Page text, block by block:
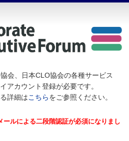
会、日本CLO協会の各種サービス
アカウント登録が必要です。
詳細はこちらをご参照ください。
ールによる二段階認証が必須になりまし